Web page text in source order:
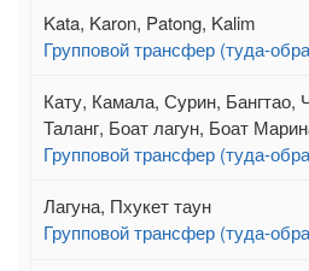
Kata, Karon, Patong, Kalim
Групповой трансфер (туда-
Кату, Камала, Сурин, Бангтао,
Таланг, Боат лагун, Боат
Групповой трансфер (туда-
Лагуна, Пхукет таун
Групповой трансфер (туда-